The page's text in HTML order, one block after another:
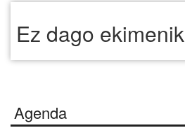
Ez dago ekimenik
Agenda